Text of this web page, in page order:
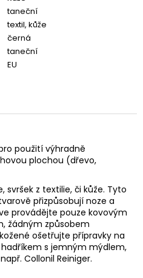
taneční
textil, kůže
černá
taneční
EU
použití výhradně
plochou (dřevo,
svršek z textilie, či kůže. Tyto
přizpůsobují noze a
provádějte pouze kovovým
žádným způsobem
ošetřujte přípravky na
s jemným mýdlem,
Collonil Reiniger.